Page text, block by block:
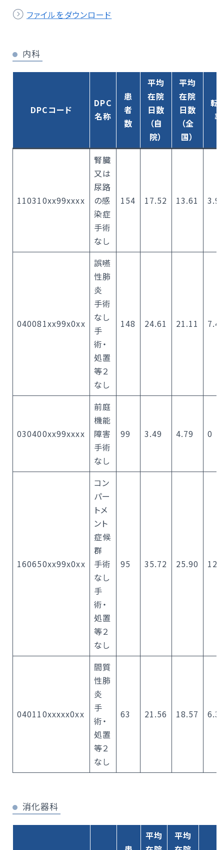
ファイルをダウンロード
内科
DPCコード
DPC
名称
患
者
数
平均
在院
日数
（自
院）
平均
在院
日数
（全
国）
転
率
110310xx99xxxx
腎臓
又は
尿路
の感
染症
手術
なし
154 17.52 13.61 3.9
040081xx99x0xx
誤嚥
性肺
炎
手術
なし
手
術・
処置
等２
なし
148 24.61 21.11
030400xx99xxxx
前庭
機能
障害
手術
なし
99 3.49 4.79 0
160650xx99x0xx
コン
パー
トメ
ント
症候
群
手術
なし
手
術・
処置
等２
なし
95 35.72 25.90
040110xxxxx0xx
間質
性肺
炎
手
術・
処置
等２
なし
63 21.56 18.57
消化器科
平均
平均